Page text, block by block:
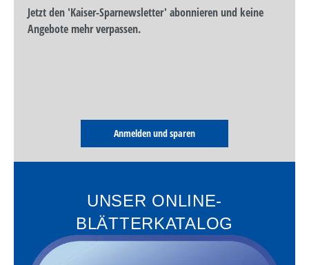
Jetzt den 'Kaiser-Sparnewsletter' abonnieren und keine
Angebote mehr verpassen.
Anmelden und sparen
UNSER ONLINE-
BLÄTTERKATALOG